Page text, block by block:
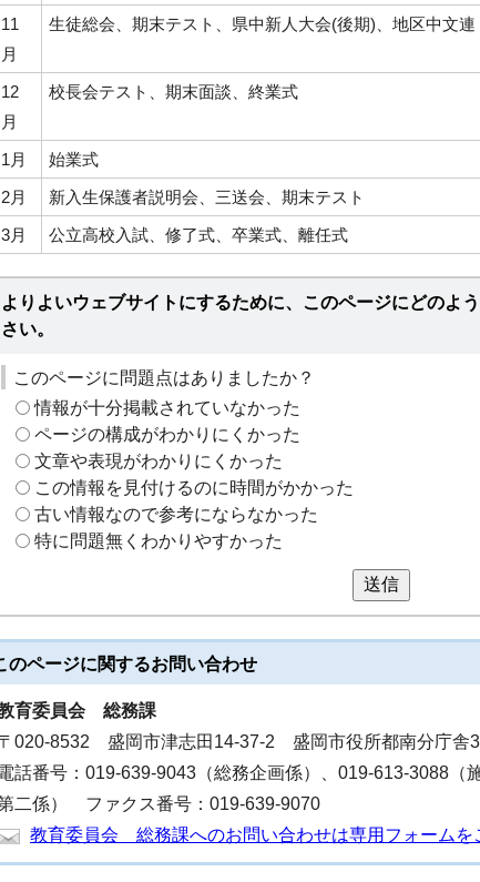
11
月
生徒総会、期末テスト、県中新人大会(後期)、地区中文連
12
月
校長会テスト、期末面談、終業式
1月
始業式
2月
新入生保護者説明会、三送会、期末テスト
3月
公立高校入試、修了式、卒業式、離任式
よりよいウェブサイトにするために、このページにどのよ
さい。
このページに問題点はありましたか？
情報が十分掲載されていなかった
ページの構成がわかりにくかった
文章や表現がわかりにくかった
この情報を見付けるのに時間がかかった
古い情報なので参考にならなかった
特に問題無くわかりやすかった
送信
のページに関するお問い合わせ
育委員会 総務課
020-8532 盛岡市津志田14-37-2 盛岡市役所都南分庁舎
話番号：019-639-9043（総務企画係）、019-613-3088（
二係） ファクス番号：019-639-9070
教育委員会 総務課へのお問い合わせは専用フォームを